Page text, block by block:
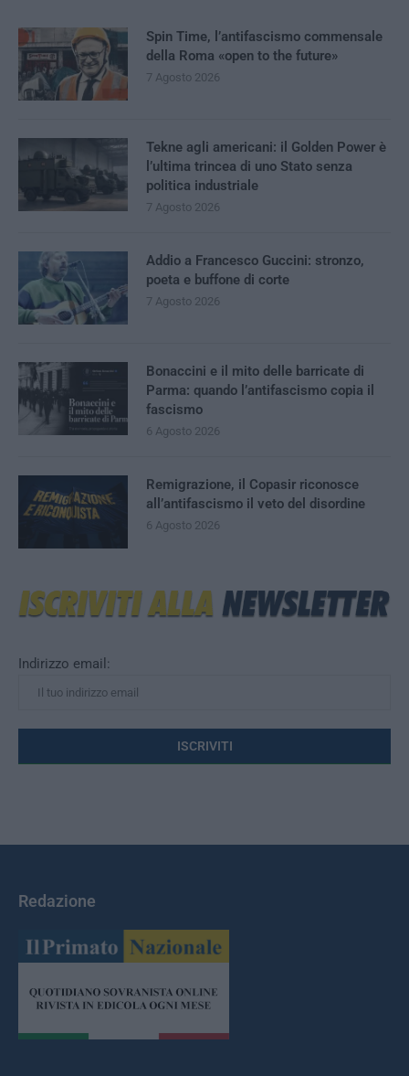
Indirizzo email:
Spin Time, l’antifascismo commensale
della Roma «open to the future»
7 Agosto 2026
Tekne agli americani: il Golden Power è
l’ultima trincea di uno Stato senza
politica industriale
7 Agosto 2026
Addio a Francesco Guccini: stronzo,
poeta e buffone di corte
7 Agosto 2026
Bonaccini e il mito delle barricate di
Parma: quando l’antifascismo copia il
fascismo
6 Agosto 2026
Remigrazione, il Copasir riconosce
all’antifascismo il veto del disordine
6 Agosto 2026
Redazione